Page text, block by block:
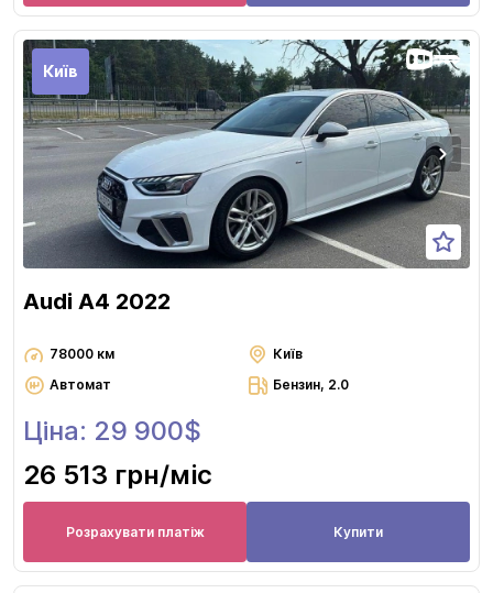
Київ
Audi A4 2022
78000 км
Київ
Автомат
Бензин, 2.0
Ціна: 29 900$
26 513 грн/міс
Розрахувати платіж Купити